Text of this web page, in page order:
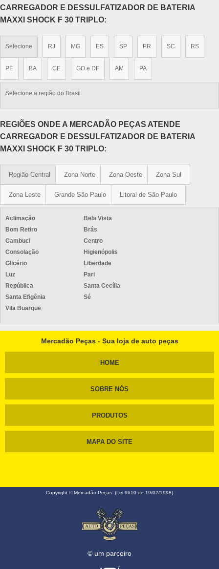
CARREGADOR E DESSULFATIZADOR DE BATERIA
MAXXI SHOCK F 30 TRIPLO:
Selecione RJ MG ES SP PR SC RS
PE BA CE GO e DF AM PA
Selecione a região do Brasil
REGIÕES ONDE A MERCADÃO PEÇAS ATENDE
CARREGADOR E DESSULFATIZADOR DE BATERIA
MAXXI SHOCK F 30 TRIPLO:
Região Central Zona Norte Zona Oeste Zona Sul
Zona Leste Grande São Paulo Litoral de São Paulo
Aclimação
Bela Vista
Bom Retiro
Brás
Cambuci
Centro
Consolação
Higienópolis
Glicério
Liberdade
Luz
Pari
República
Santa Cecília
Santa Efigênia
Sé
Vila Buarque
Mercadão Peças - Sua loja de auto peças
HOME
SOBRE NÓS
PRODUTOS
MAPA DO SITE
Copyright © Mercadão Peças. (Lei 9610 de 19/02/1998)
© um parceiro